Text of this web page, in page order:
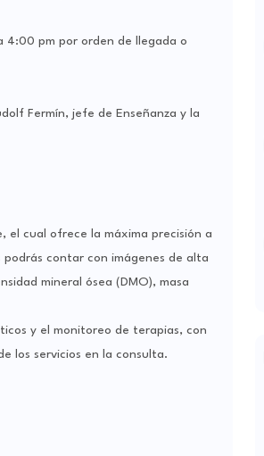
4:00 pm por orden de llegada o
Fermín, jefe de Enseñanza y la
el cual ofrece la máxima precisión a
contar con imágenes de alta
mineral ósea (DMO), masa
y el monitoreo de terapias, con
los servicios en la consulta.